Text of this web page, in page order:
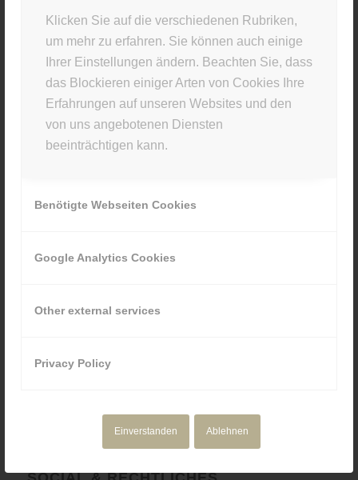
Klicken Sie auf die verschiedenen Rubriken,
um mehr zu erfahren. Sie können auch einige
Ihrer Einstellungen ändern. Beachten Sie, dass
das Blockieren einiger Arten von Cookies Ihre
Erfahrungen auf unseren Websites und den
von uns angebotenen Diensten
beeinträchtigen kann.
Benötigte Webseiten Cookies
Google Analytics Cookies
Other external services
Privacy Policy
Einverstanden Ablehnen
STUDIO INFO
Materia Viva
Kellerstr. 43 · 81667 München
Motion Design
Über uns